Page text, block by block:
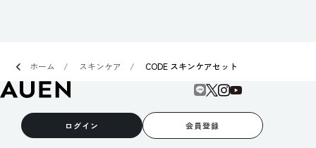
ホーム スキンケア CODE スキンケアセット
ログイン 会員登録